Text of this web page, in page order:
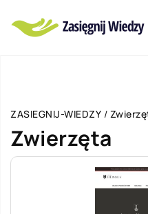
ZASIEGNIJ-WIEDZY /
Zwierzęta